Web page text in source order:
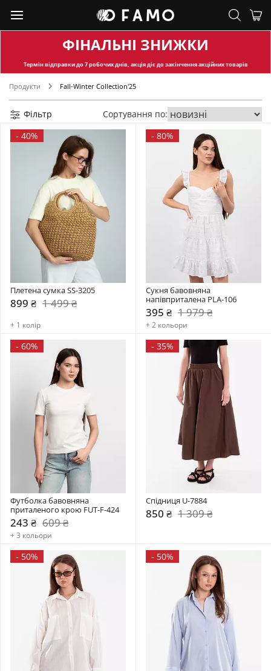
ФІНАЛЬНІ ЗНИЖКИ
Термін відправкидо 7 робочих днів, акція діє до закінчення акційних товарів
Продукти Fall-Winter Collection'25
Фільтр
Сортування по:
- 40%
Плетена сумка SS-3205
899 ₴ 1 499 ₴
+ 1 колір
- 80%
Сукня бавовняна
напівприталена PLA-106
395 ₴ 1 979 ₴
+ 2 кольори
- 60%
Футболка бавовняна
приталеного крою FUT-F-424
243 ₴ 609 ₴
+ 3 кольори
- 35%
Спідниця U-7884
850 ₴ 1 309 ₴
- 50% - 50%